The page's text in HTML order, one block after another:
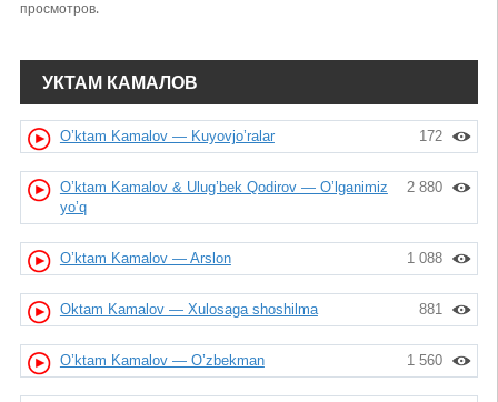
просмотров.
УКТАМ КАМАЛОВ
172
O’ktam Kamalov — Kuyovjo’ralar
2 880
O’ktam Kamalov & Ulug’bek Qodirov — O’lganimiz
yo’q
1 088
O’ktam Kamalov — Arslon
881
Oktam Kamalov — Xulosaga shoshilma
1 560
O’ktam Kamalov — O’zbekman